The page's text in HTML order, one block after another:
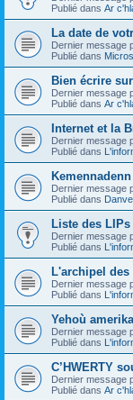
Publié dans Ar
La date de
Dernier message
Publié dans
Bien écrire
Dernier message
Publié dans Ar
Internet et la
Dernier message
Publié dans
Dernier message
Publié dans
Liste des
Dernier message
Publié dans
L'archipel
Dernier message
Publié dans
Yehoù
Dernier message
Publié dans
C’HWERTY
Dernier message
Publié dans Ar